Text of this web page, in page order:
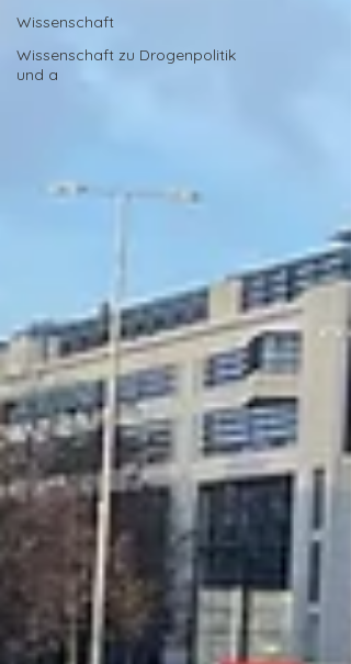
Wissenschaft
Wissenschaft zu Drogenpolitik
und a